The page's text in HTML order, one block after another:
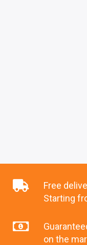
Free
Starting
on the